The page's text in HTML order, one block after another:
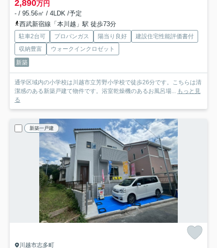
2,890万円
- / 95.56㎡ / 4LDK /予定
西武新宿線「本川越」駅 徒歩73分
駐車2台可 プロパンガス 陽当り良好
建設住宅性能評価書付
収納豊富
ウォークインクロゼット
新築
通学区域内の小学校は川越市立芳野小学校で徒歩26分です。こちらは清
潔感のある新築戸建て物件です。浴室乾燥機のあるお風呂場... もっと見
る
新築一戸建
川越市志多町